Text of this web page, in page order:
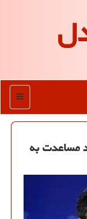
منو
مساعدت به